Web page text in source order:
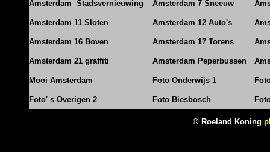
Amsterdam Stadsvernieuwing Amsterdam 7 Sneeuw
Amsterdam 11 Sloten Amsterdam 12 Auto's
Amsterdam 16 Boven Amsterdam 17 Torens
Amsterdam 21 graffiti Amsterdam Peperbussen
Mooi Amsterdam Foto Onderwijs 1
Foto' s Overigen 2 Foto Biesbosch
© Roeland Koning